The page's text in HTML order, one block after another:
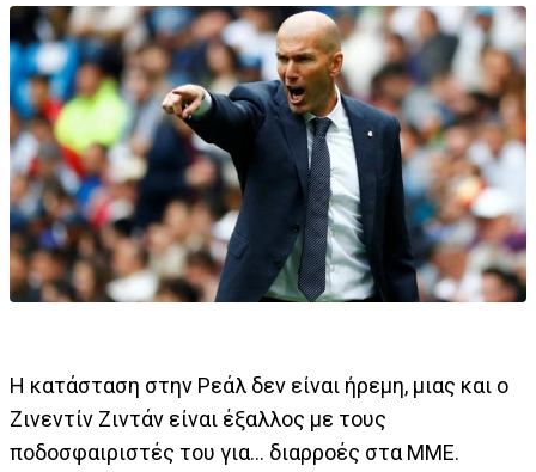
Η κατάσταση στην Ρεάλ δεν είναι ήρεμη, μιας και ο
Ζινεντίν Ζιντάν είναι έξαλλος με τους
ποδοσφαιριστές του για... διαρροές στα ΜΜΕ.